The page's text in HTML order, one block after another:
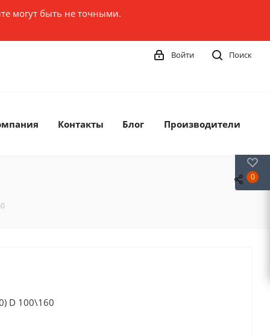
могут быть не точными.
Поиск
Войти
Контакты Блог Производители
D 100\160
0